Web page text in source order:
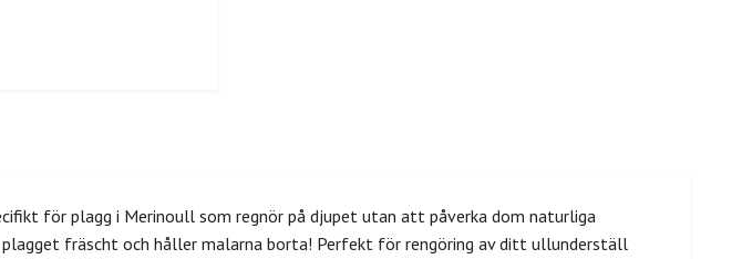
för plagg i Merinoull som regnör på djupet utan att påverka dom naturliga
fräscht och håller malarna borta! Perfekt för rengöring av ditt ullunderställ